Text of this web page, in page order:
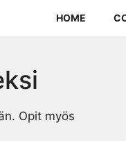
HOME
Opit myös